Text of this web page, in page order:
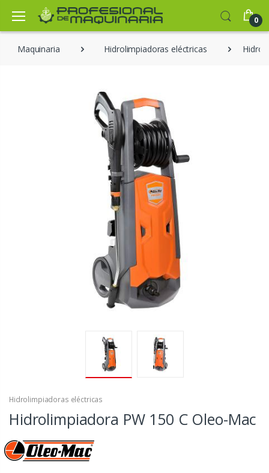
0
Maquinaria Hidrolimpiadoras eléctricas
Hidrolimpiadoras eléctricas
Hidrolimpiadora PW 150 C Oleo-Mac